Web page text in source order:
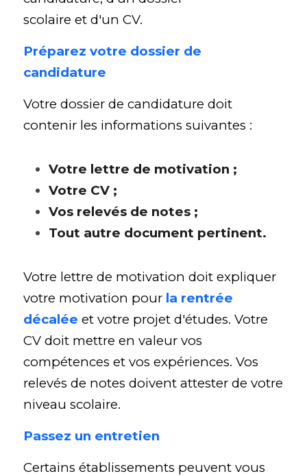
scolaire et d'un CV.
Préparez votre dossier de
candidature
Votre dossier de candidature doit
contenir les informations suivantes :
Votre lettre de motivation ;
Votre CV ;
Vos relevés de notes ;
Tout autre document pertinent.
Votre lettre de motivation doit expliquer
votre motivation pour la rentrée
décalée et votre projet d'études. Votre
CV doit mettre en valeur vos
compétences et vos expériences. Vos
relevés de notes doivent attester de votre
niveau scolaire.
Passez un entretien
Certains établissements peuvent vous